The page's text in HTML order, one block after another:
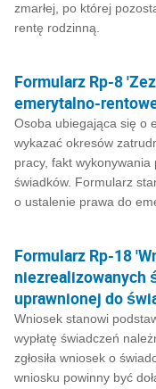
zmarłej, po której
rentę rodzinną.
Formularz Rp-8
emerytalno-
Osoba ubiegająca się o
wykazać okresów
pracy, fakt
świadków. Formularz
o ustalenie prawa do
Formularz Rp-18
niezrealizowanych
uprawnionej do
Wniosek stanowi
wypłatę świadczeń
zgłosiła wniosek o
wniosku powinny być